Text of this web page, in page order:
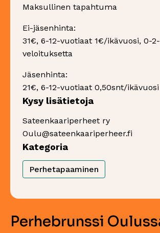
Maksullinen tapahtuma
Ei-jäsenhinta:
31€, 6-12-vuotiaat 1€/ikävuosi, 0-
veloituksetta
Jäsenhinta:
21€, 6-12-vuotiaat 0,50snt/ikävuosi
Kysy lisätietoja
Sateenkaariperheet ry
Oulu@sateenkaariperheer.fi
Kategoria
Perhetapaaminen
Perhebrunssi